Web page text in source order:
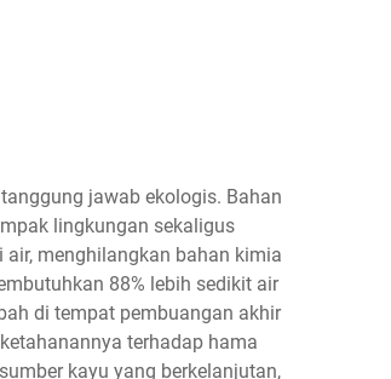
jawab ekologis. Bahan
lingkungan sekaligus
menghilangkan bahan kimia
88% lebih sedikit air
di tempat pembuangan akhir
terhadap hama
kayu yang berkelanjutan,